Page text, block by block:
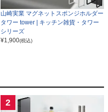
山崎実業 マグネットスポンジホルダー
タワー tower | キッチン雑貨・タワー
シリーズ
¥1,900(税込)
2